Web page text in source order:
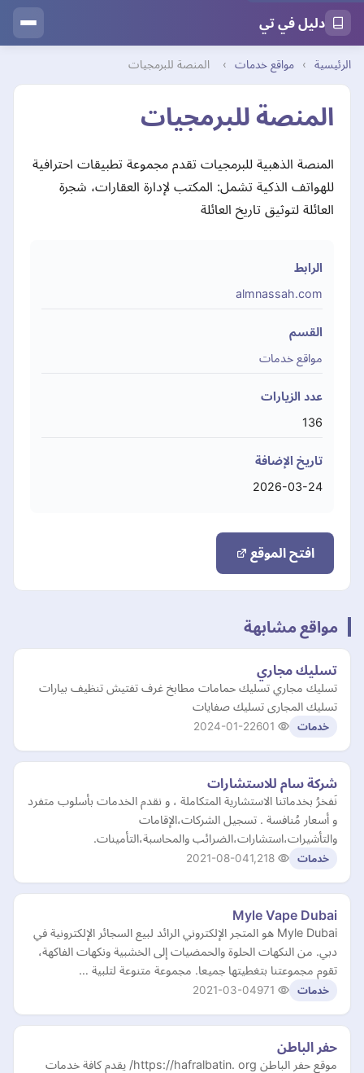
دليل في تي
الرئيسية › مواقع خدمات › المنصة للبرمجيات
المنصة للبرمجيات
المنصة الذهبية للبرمجيات تقدم مجموعة تطبيقات احترافية
للهواتف الذكية تشمل: المكتب لإدارة العقارات، شجرة
العائلة لتوثيق تاريخ العائلة
الرابط
almnassah.com
القسم
مواقع خدمات
عدد الزيارات
136
تاريخ الإضافة
2026-03-24
افتح الموقع
مواقع مشابهة
تسليك مجاري
تسليك مجاري تسليك حمامات مطابخ غرف تفتيش تنظيف بيارات
تسليك المجارى تسليك صفايات
خدمات 2024-01-22
شركة سام للاستشارات
نَفخرُ بخدماتنا الاستشارية المتكاملة ، و نقدم الخدمات بأسلوب متفرد
و أسعار مُنافسة . تسجيل الشركات،الإقامات
والتأشيرات،استشارات،الضرائب والمحاسبة،التأمينات.
خدمات 2021-08-04
Myle Vape Dubai
Myle Dubai هو المتجر الإلكتروني الرائد لبيع السجائر الإلكترونية في
دبي. من النكهات الحلوة والحمضيات إلى الخشبية ونكهات الفاكهة،
تقوم مجموعتنا بتغطيتها جميعا. مجموعة متنوعة لتلبية …
خدمات 2021-03-04
حفر الباطن
موقع حفر الباطن https://hafralbatin. org/ يقدم كافة خدمات